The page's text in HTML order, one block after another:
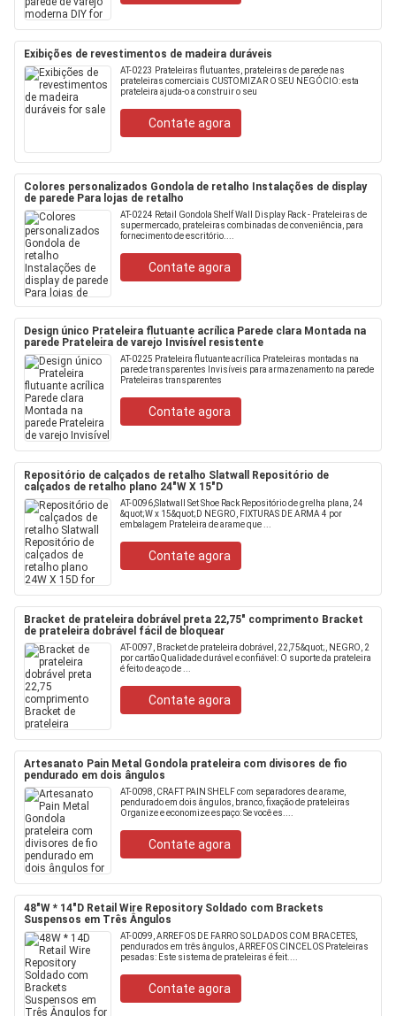
Exibições de revestimentos de madeira duráveis
AT-0223 Prateleiras flutuantes, prateleiras de parede nas
prateleiras comerciais CUSTOMIZAR O SEU NEGÓCIO: esta
prateleira ajuda-o a construir o seu
Contate agora
Colores personalizados Gondola de retalho Instalações de display
de parede Para lojas de retalho
AT-0224 Retail Gondola Shelf Wall Display Rack - Prateleiras de
supermercado, prateleiras combinadas de conveniência, para
fornecimento de escritório....
Contate agora
Design único Prateleira flutuante acrílica Parede clara Montada na
parede Prateleira de varejo Invisível resistente
AT-0225 Prateleira flutuante acrílica Prateleiras montadas na
parede transparentes Invisíveis para armazenamento na parede
Prateleiras transparentes
Contate agora
Repositório de calçados de retalho Slatwall Repositório de
calçados de retalho plano 24"W X 15"D
AT-0096,Slatwall Set Shoe Rack Repositório de grelha plana, 24
&quot;W x 15&quot;D NEGRO, FIXTURAS DE ARMA 4 por
embalagem Prateleira de arame que ...
Contate agora
Bracket de prateleira dobrável preta 22,75" comprimento Bracket
de prateleira dobrável fácil de bloquear
AT-0097, Bracket de prateleira dobrável, 22,75&quot;, NEGRO, 2
por cartão Qualidade durável e confiável: O suporte da prateleira
é feito de aço de ...
Contate agora
Artesanato Pain Metal Gondola prateleira com divisores de fio
pendurado em dois ângulos
AT-0098, CRAFT PAIN SHELF com separadores de arame,
pendurado em dois ângulos, branco, fixação de prateleiras
Organize e economize espaço: Se você es....
Contate agora
48"W * 14"D Retail Wire Repository Soldado com Brackets
Suspensos em Três Ângulos
AT-0099, ARREFOS DE FARRO SOLDADOS COM BRACETES,
pendurados em três ângulos, ARREFOS CINCELOS Prateleiras
pesadas: Este sistema de prateleiras é feit....
Contate agora